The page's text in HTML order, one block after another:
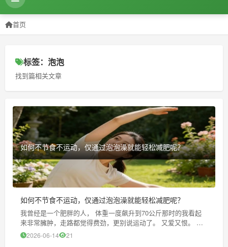
首页
标签：泡泡
找到篇相关文章
如何不节食不运动，仅通过泡泡澡就能轻松减肥呢？
如何不节食不运动，仅通过泡泡澡就能轻松减肥呢？
我曾经是一个肥胖的人， 体重一度飙升到70公斤那时的我看起
来非常臃肿，走路都觉得费劲，更别说运动了。 又爱又恨。 后
来 我尝试了各种减肥方法，吃过很多娱乐也试过各种各样的减肥
食谱但效果都不太理想。交替泡澡法， 让你轻松减肥直到有一天
2026-06-14 21